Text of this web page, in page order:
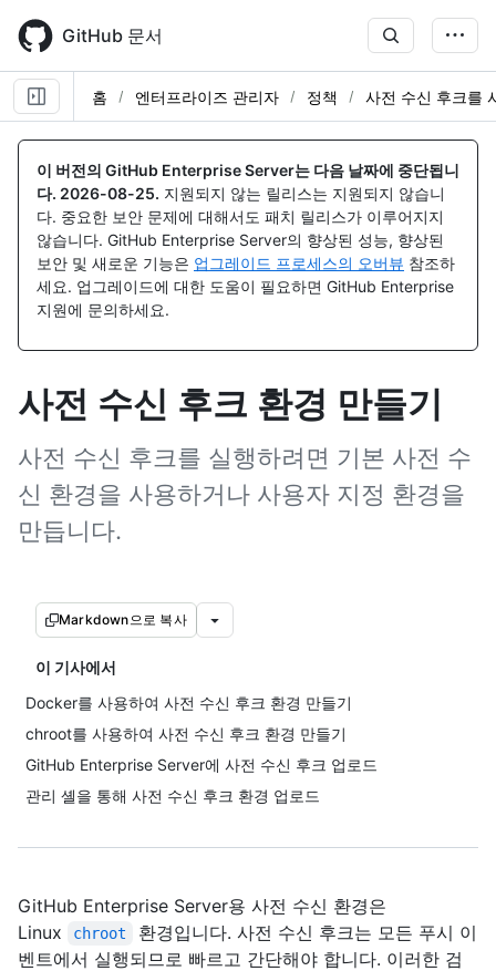
main
content
GitHub 문서
홈 엔터프라이즈 관리자 정책 사전 수신 후크를
이 버전의 GitHub Enterprise Server는 다음 날짜에 중단됩니
다. 2026-08-25. 지원되지 않는 릴리스는 지원되지 않습니
다. 중요한 보안 문제에 대해서도 패치 릴리스가 이루어지지
않습니다. GitHub Enterprise Server의 향상된 성능, 향상된
보안 및 새로운 기능은 업그레이드 프로세스의 오버뷰 참조하
세요. 업그레이드에 대한 도움이 필요하면 GitHub Enterprise
지원에 문의하세요.
사전 수신 후크 환경 만들기
사전 수신 후크를 실행하려면 기본 사전 수
신 환경을 사용하거나 사용자 지정 환경을
만듭니다.
Markdown으로 복사
이 기사에서
Docker를 사용하여 사전 수신 후크 환경 만들기
chroot를 사용하여 사전 수신 후크 환경 만들기
GitHub Enterprise Server에 사전 수신 후크 업로드
관리 셸을 통해 사전 수신 후크 환경 업로드
GitHub Enterprise Server용 사전 수신 환경은
Linux
chroot
환경입니다. 사전 수신 후크는 모든 푸시 이
벤트에서 실행되므로 빠르고 간단해야 합니다. 이러한 검